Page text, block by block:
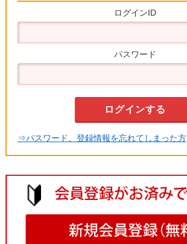
ログインID
パスワード
⇒パスワード、登録情報を忘れてしまった方